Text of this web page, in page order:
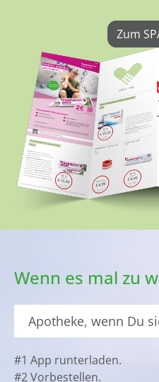
Zum
Wenn es mal zu
Apotheke, wenn Du
#1 App runterladen.
#2 Vorbestellen.